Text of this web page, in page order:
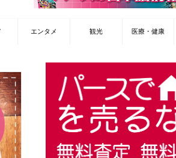
エンタメ 観光 医療・健康